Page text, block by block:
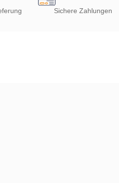
Sichere Zahlungen